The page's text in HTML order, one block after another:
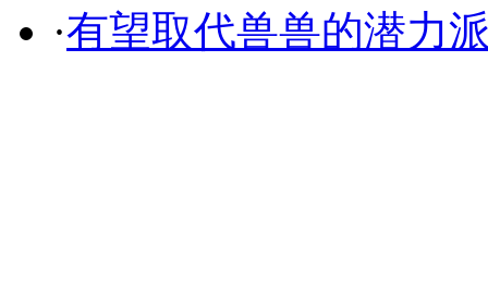
·有望取代兽兽的潜力